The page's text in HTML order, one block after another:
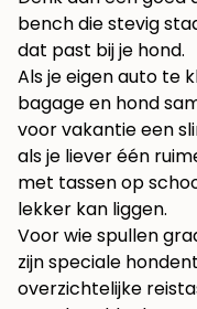
bench die stevig
dat past bij je hond.
Als je eigen auto te
bagage en hond
voor vakantieeen
als je liever één
met tassen op
lekker kan liggen.
Voor wie spullen
zijn speciale
overzichtelijke